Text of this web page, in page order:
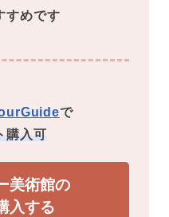
すめです
で
購入可
美術館の
入する